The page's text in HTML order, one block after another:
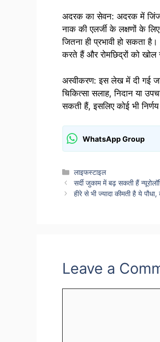
अदरक का सेवन: अदरक में
नाक की एलर्जी के लक्षणों के
जितना ही प्रभावी हो
करते हैं और रोमछिद्रों को
अस्वीकरण: इस लेख में दी गई
चिकित्सा सलाह, निदान या
सकती हैं, इसलिए कोई भी
WhatsApp Group
Categories
लाइफस्टाइल
सर्दी जुकाम में बढ़ सकती हैं
हीरे से भी ज्यादा कीमती है ये
Leave a